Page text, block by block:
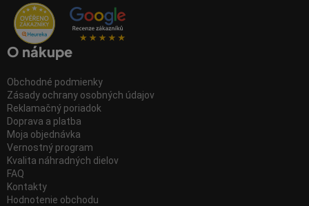
O nákupe
Obchodné podmienky
Zásady ochrany osobných údajov
Reklamačný poriadok
Doprava a platba
Moja objednávka
Vernostný program
Kvalita náhradných dielov
FAQ
Kontakty
Hodnotenie obchodu